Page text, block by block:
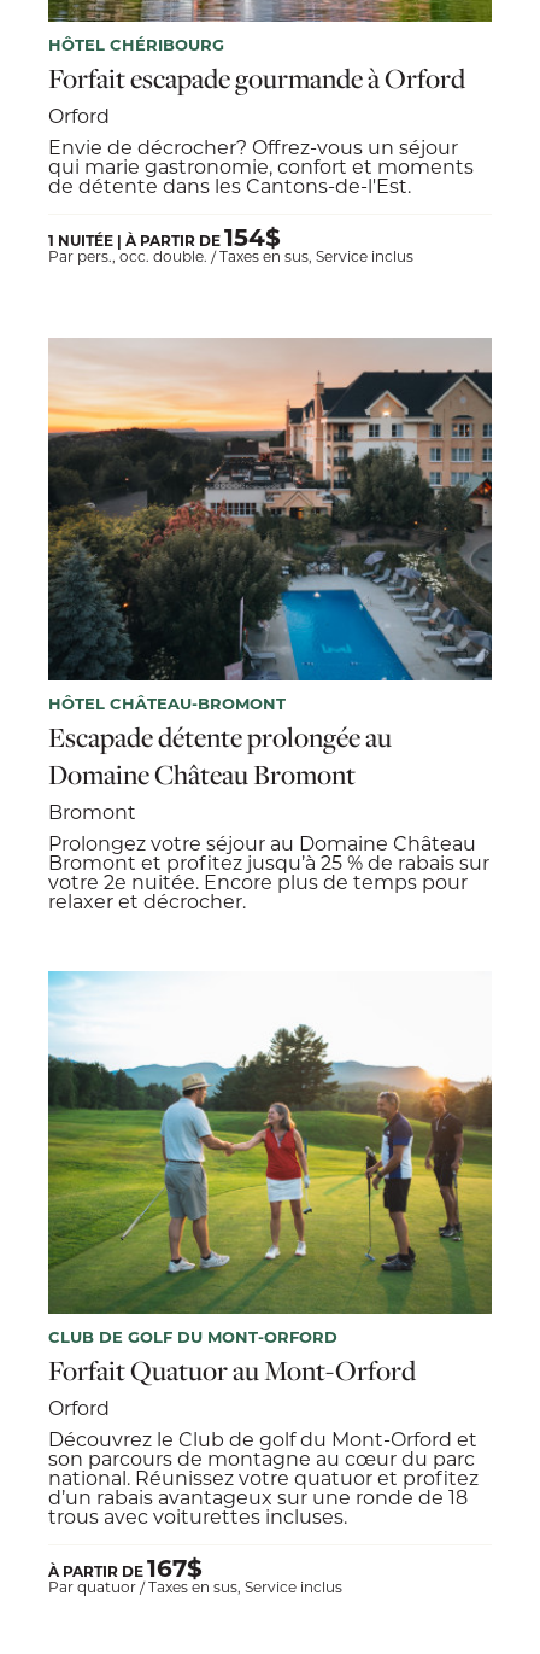
HÔTEL CHÉRIBOURG
Forfait escapade gourmande à Orford
Orford
Envie de décrocher? Offrez-vous un séjour
qui marie gastronomie, confort et moments
de détente dans les Cantons-de-l'Est.
1 NUITÉE | À PARTIR DE154$
Par pers., occ. double. / Taxes en sus, Service inclus
HÔTEL CHÂTEAU-BROMONT
Escapade détente prolongée au
Domaine Château Bromont
Bromont
Prolongez votre séjour au Domaine Château
Bromont et profitez jusqu’à 25 % de rabais sur
votre 2e nuitée. Encore plus de temps pour
relaxer et décrocher.
CLUB DE GOLF DU MONT-ORFORD
Forfait Quatuor au Mont-Orford
Orford
Découvrez le Club de golf du Mont-Orford et
son parcours de montagne au cœur du parc
national. Réunissez votre quatuor et profitez
d’un rabais avantageux sur une ronde de 18
trous avec voiturettes incluses.
À PARTIR DE167$
Par quatuor / Taxes en sus, Service inclus